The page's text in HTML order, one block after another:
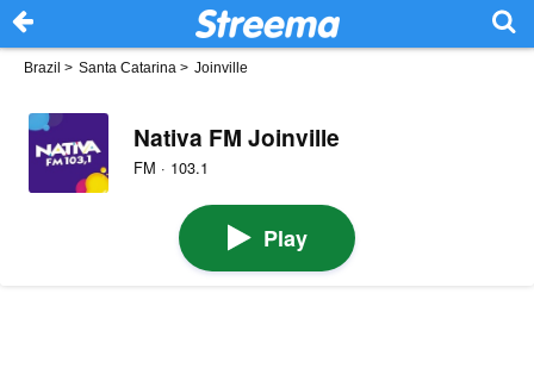
Brazil > Santa Catarina > Joinville
Nativa FM Joinville
FM · 103.1
Play